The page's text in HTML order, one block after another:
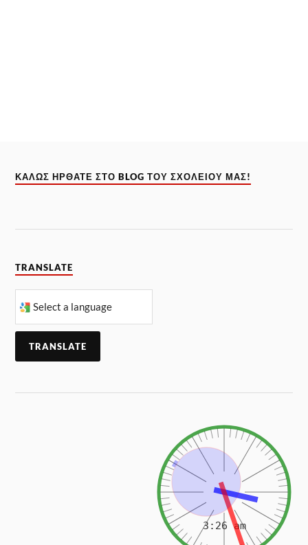
ΚΑΛΏΣ ΉΡΘΑΤΕ ΣΤΟ BLOG ΤΟΥ ΣΧΟΛΕΊΟΥ ΜΑΣ!
TRANSLATE
TRANSLATE